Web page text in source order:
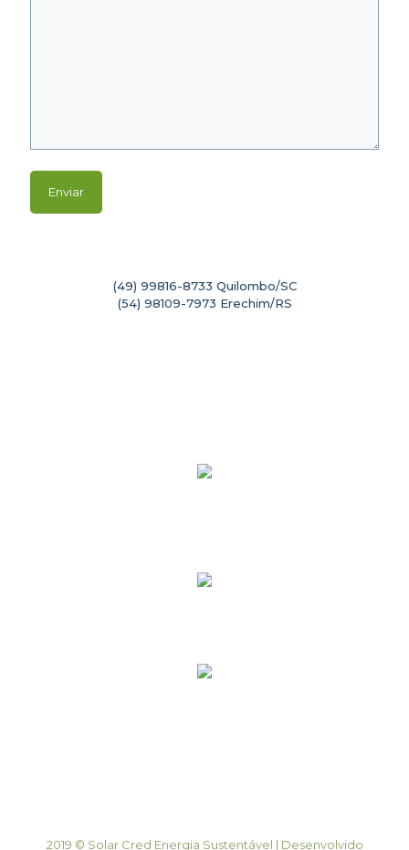
(49) 99816-8733 Quilombo/SC
(54) 98109-7973 Erechim/RS
2019 © Solar Cred Energia Sustentável | Desenvolvido